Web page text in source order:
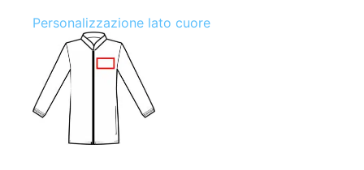
Personalizzazione lato cuore